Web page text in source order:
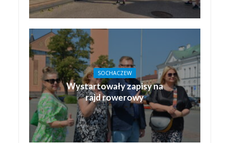
SOCHACZEW
Wystartowały zapisy na
rajd rowerowy